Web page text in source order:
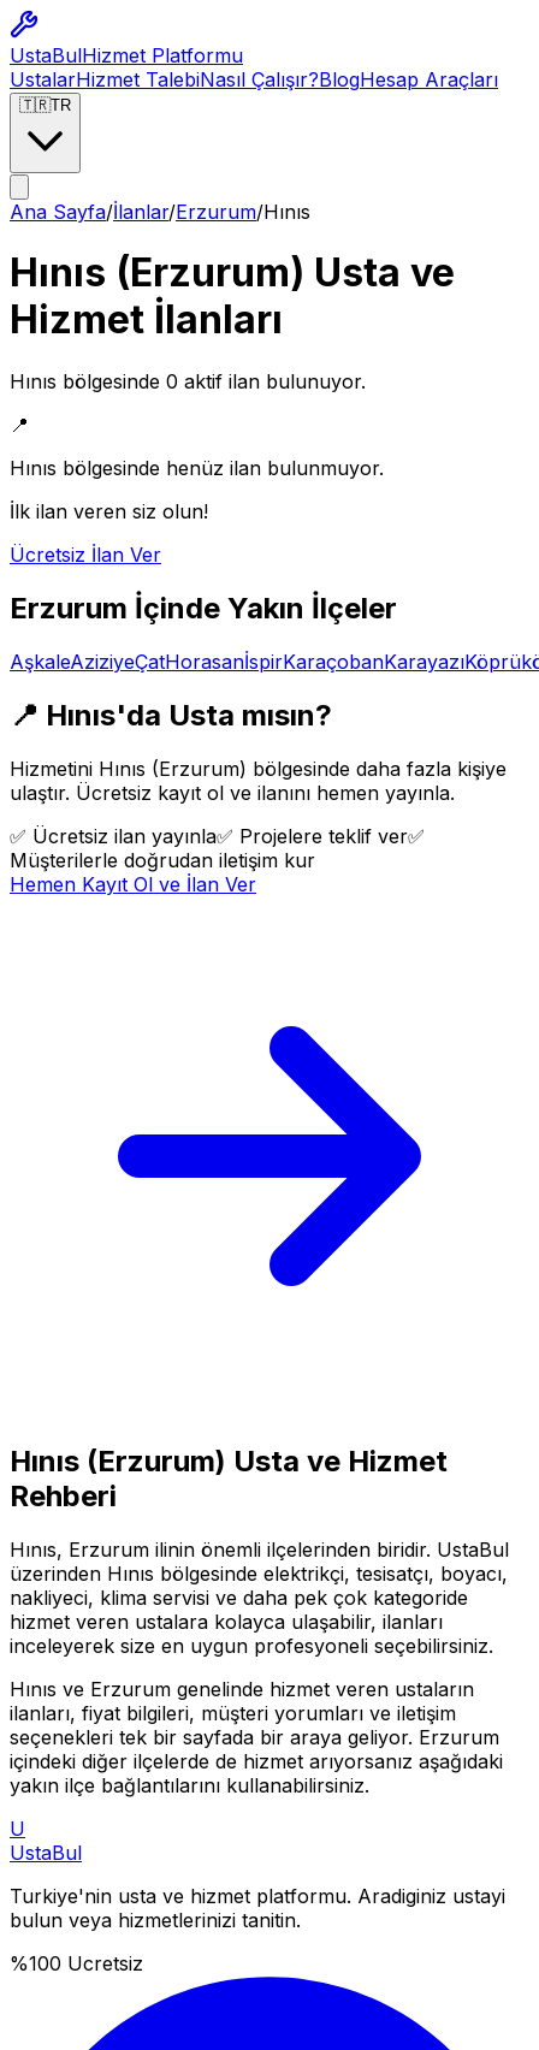
UstaBulHizmet Platformu
UstalarHizmet TalebiNasıl Çalışır?BlogHesap Araçları
🇹🇷TR
Ana Sayfa/İlanlar/Erzurum/Hınıs
Hınıs (Erzurum) Usta ve
Hizmet İlanları
Hınıs bölgesinde 0 aktif ilan bulunuyor.
📍
Hınıs bölgesinde henüz ilan bulunmuyor.
İlk ilan veren siz olun!
Ücretsiz İlan Ver
Erzurum İçinde Yakın İlçeler
AşkaleAziziyeÇatHorasanİspirKaraçobanKarayazı
📍 Hınıs'da Usta mısın?
Hizmetini Hınıs (Erzurum) bölgesinde daha fazla kişiye
ulaştır. Ücretsiz kayıt ol ve ilanını hemen yayınla.
✅ Ücretsiz ilan yayınla✅ Projelere teklif ver✅
Müşterilerle doğrudan iletişim kur
Hemen Kayıt Ol ve İlan Ver
Hınıs (Erzurum) Usta ve Hizmet
Rehberi
Hınıs, Erzurum ilinin önemli ilçelerinden biridir. UstaBul
üzerinden Hınıs bölgesinde elektrikçi, tesisatçı, boyacı,
nakliyeci, klima servisi ve daha pek çok kategoride
hizmet veren ustalara kolayca ulaşabilir, ilanları
inceleyerek size en uygun profesyoneli seçebilirsiniz.
Hınıs ve Erzurum genelinde hizmet veren ustaların
ilanları, fiyat bilgileri, müşteri yorumları ve iletişim
seçenekleri tek bir sayfada bir araya geliyor. Erzurum
içindeki diğer ilçelerde de hizmet arıyorsanız aşağıdaki
yakın ilçe bağlantılarını kullanabilirsiniz.
U
UstaBul
Turkiye'nin usta ve hizmet platformu. Aradiginiz ustayi
bulun veya hizmetlerinizi tanitin.
%100 Ucretsiz